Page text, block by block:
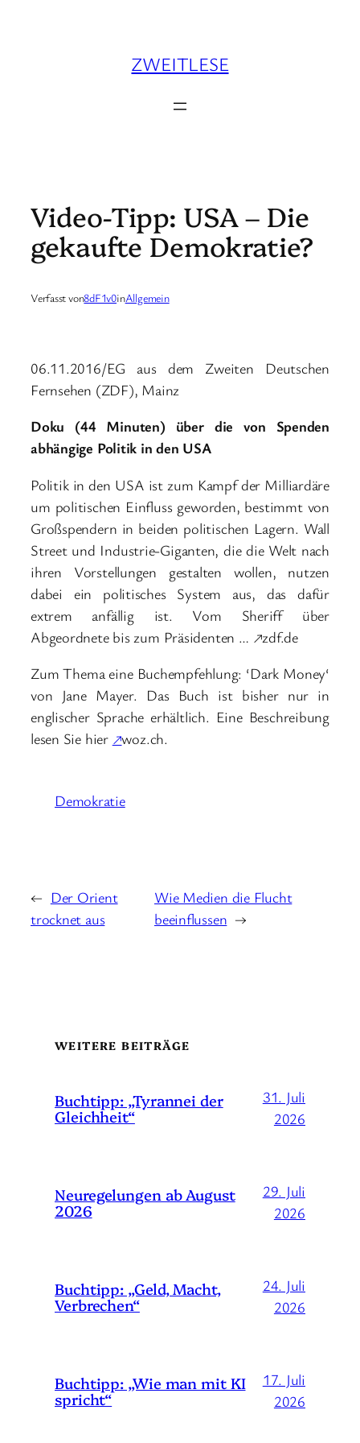
ZWEITLESE
Video-Tipp: USA – Die
gekaufte Demokratie?
Verfasst von8dF1v0inAllgemein
06.11.2016/EG aus dem Zweiten Deutschen
Fernsehen (ZDF), Mainz
Doku (44 Minuten) über die von Spenden
abhängige Politik in den USA
Politik in den USA ist zum Kampf der Milliardäre
um politischen Einfluss geworden, bestimmt von
Großspendern in beiden politischen Lagern. Wall
Street und Industrie-Giganten, die die Welt nach
ihren Vorstellungen gestalten wollen, nutzen
dabei ein politisches System aus, das dafür
extrem anfällig ist. Vom Sheriff über
Abgeordnete bis zum Präsidenten … ↗zdf.de
Zum Thema eine Buchempfehlung: ‘Dark Money‘
von Jane Mayer. Das Buch ist bisher nur in
englischer Sprache erhältlich. Eine Beschreibung
lesen Sie hier ↗woz.ch.
Demokratie
← Der Orient
trocknet aus
Wie Medien die Flucht
beeinflussen →
WEITERE BEITRÄGE
Buchtipp: „Tyrannei der
Gleichheit“
31. Juli
2026
Neuregelungen ab August
2026
29. Juli
2026
Buchtipp: „Geld, Macht,
Verbrechen“
24. Juli
2026
Buchtipp: „Wie man mit KI
spricht“
17. Juli
2026